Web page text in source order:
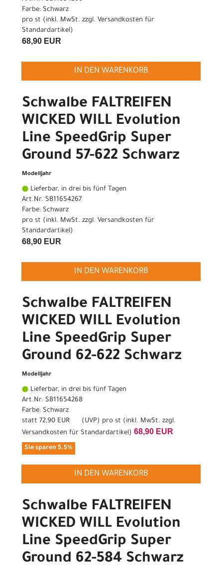
Farbe: Schwarz
pro st (inkl. MwSt. zzgl. Versandkosten für
Standardartikel)
68,90 EUR
IN DEN WARENKORB
Schwalbe FALTREIFEN
WICKED WILL Evolution
Line SpeedGrip Super
Ground 57-622 Schwarz
Modelljahr
Lieferbar, in drei bis fünf Tagen
Art.Nr. SB11654267
Farbe: Schwarz
pro st (inkl. MwSt. zzgl. Versandkosten für
Standardartikel)
68,90 EUR
IN DEN WARENKORB
Schwalbe FALTREIFEN
WICKED WILL Evolution
Line SpeedGrip Super
Ground 62-622 Schwarz
Modelljahr
Lieferbar, in drei bis fünf Tagen
Art.Nr. SB11654268
Farbe: Schwarz
statt 72,90 EUR ( UVP) pro st (inkl. MwSt. zzgl.
Versandkosten für Standardartikel) 68,90 EUR
Sie sparen 5.5%
IN DEN WARENKORB
Schwalbe FALTREIFEN
WICKED WILL Evolution
Line SpeedGrip Super
Ground 62-584 Schwarz